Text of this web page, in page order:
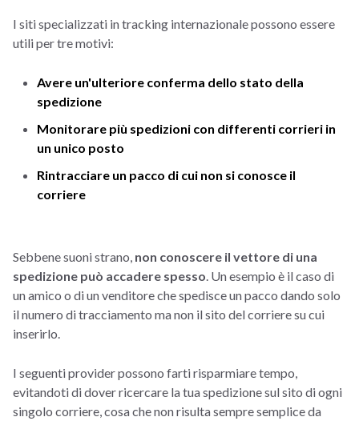
I siti specializzati in tracking internazionale possono essere
utili per tre motivi:
Avere un'ulteriore conferma dello stato della
spedizione
Monitorare più spedizioni con differenti corrieri in
un unico posto
Rintracciare un pacco di cui non si conosce il
corriere
Sebbene suoni strano, non conoscere il vettore di una
spedizione può accadere spesso. Un esempio è il caso di
un amico o di un venditore che spedisce un pacco dando solo
il numero di tracciamento ma non il sito del corriere su cui
inserirlo.
I seguenti provider possono farti risparmiare tempo,
evitandoti di dover ricercare la tua spedizione sul sito di ogni
singolo corriere, cosa che non risulta sempre semplice da